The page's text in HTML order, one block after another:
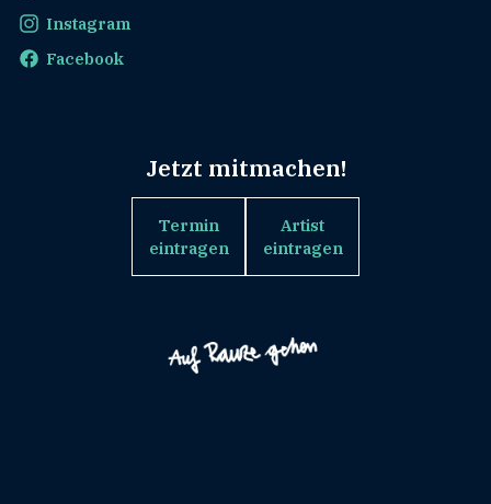
Instagram
Facebook
Jetzt mitmachen!
Termin
eintragen
Artist
eintragen